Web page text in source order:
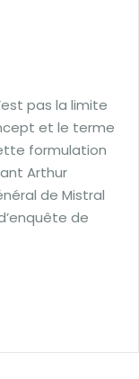
pas la limite
et le terme
formulation
Arthur
de Mistral
de